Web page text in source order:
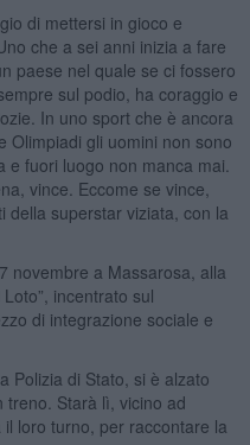
di mettersi in gioco e
che a sei anni inizia a fare
paese nel quale se ci fossero
sul podio, ha coraggio e
In uno sport che è ancora
Olimpiadi gli uomini non sono
fuori luogo non manca mai.
vince. Eccome se vince,
della superstar viziata, con la
novembre a Massarosa, alla
incentrato sul
di integrazione sociale e
Polizia di Stato, si è alzato
Starà lì, vicino ad
loro turno, per raccontare la